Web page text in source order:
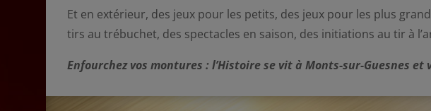
Et en extérieur, des jeux pour les petits, des jeux pour les plus
tirs au trébuchet, des spectacles en saison, des initiations au tir à
Enfourchez vos montures : l’Histoire se vit à Monts-sur-Guesnes et